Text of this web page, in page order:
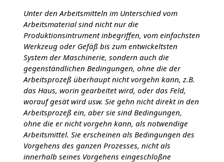
Unter den Arbeitsmitteln im Unterschied vom
Arbeitsmaterial sind nicht nur die
Produktionsintrument inbegriffen, vom einfachsten
Werkzeug oder Gefäß bis zum entwickeltsten
System der Maschinerie, sondern auch die
gegenständlichen Bedingungen, ohne die der
Arbeitsprozeß überhaupt nicht vorgehn kann, z.B.
das Haus, worin gearbeitet wird, oder das Feld,
worauf gesät wird usw. Sie gehn nicht direkt in den
Arbeitsprozeß ein, aber sie sind Bedingungen,
ohne die er nicht vorgehn kann, als notwendige
Arbeitsmittel. Sie erscheinen als Bedingungen des
Vorgehens des ganzen Prozesses, nicht als
innerhalb seines Vorgehens eingeschloßne